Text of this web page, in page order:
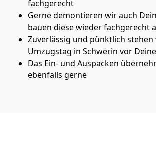
fachgerecht
Gerne demontieren wir auch
bauen diese wieder fachgerecht
Zuverlässig und pünktlich stehen
Umzugstag in Schwerin vor
Das Ein- und Auspacken
ebenfalls gerne